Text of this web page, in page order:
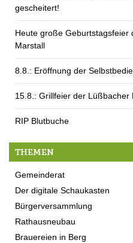
gescheitert!
Heute große Geburtstagsfeier
Marstall
8.8.: Eröffnung der
15.8.: Grillfeier der Lüßbacher
RIP Blutbuche
THEMEN
Gemeinderat
Der digitale Schaukasten
Bürgerversammlung
Rathausneubau
Brauereien in Berg